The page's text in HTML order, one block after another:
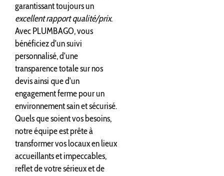
garantissant toujours un
excellent rapport qualité/prix.
Avec PLUMBAGO, vous
bénéficiez d'un suivi
personnalisé, d'une
transparence totale sur nos
devis ainsi que d'un
engagement ferme pour un
environnement sain et sécurisé.
Quels que soient vos besoins,
notre équipe est prête à
transformer vos locaux en lieux
accueillants et impeccables,
reflet de votre sérieux et de